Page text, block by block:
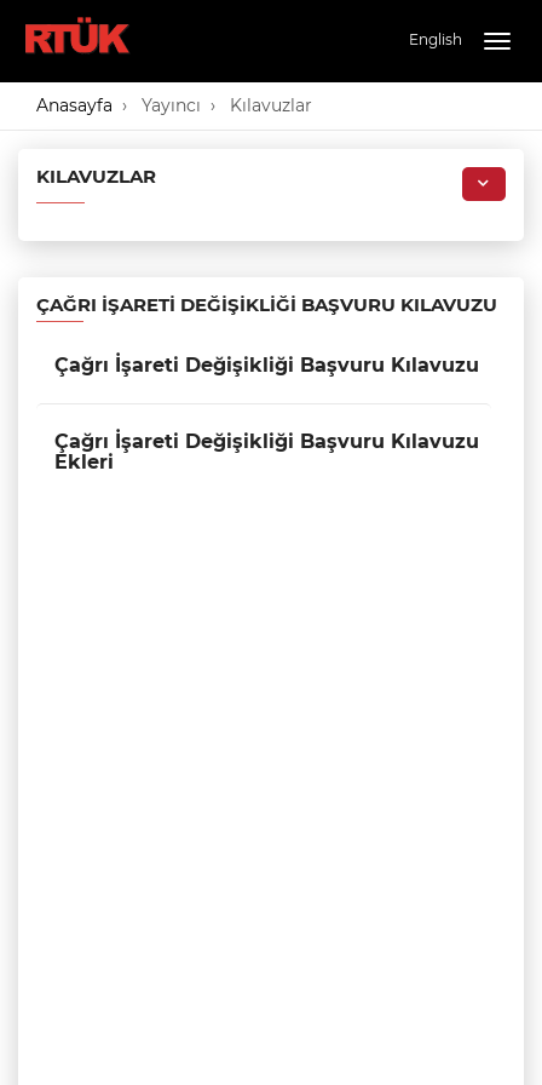
English
Anasayfa Yayıncı Kılavuzlar
KILAVUZLAR
ÇAĞRI İŞARETI DEĞIŞIKLIĞI BAŞVURU KILAVUZU
Çağrı İşareti Değişikliği Başvuru Kılavuzu
Çağrı İşareti Değişikliği Başvuru Kılavuzu
Ekleri